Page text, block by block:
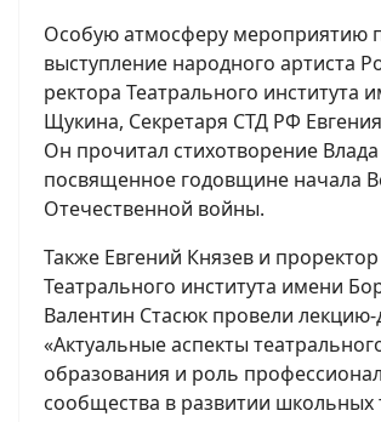
Особую атмосферу мероприятию
выступление народного артиста
ректора Театрального института
Щукина, Секретаря СТД РФ
Он прочитал стихотворение
посвященное годовщине начала
Отечественной войны.
Также Евгений Князев и проректор
Театрального института имени
Валентин Стасюк провели лекцию-
«Актуальные аспекты
образования и роль
сообщества в развитии школьных